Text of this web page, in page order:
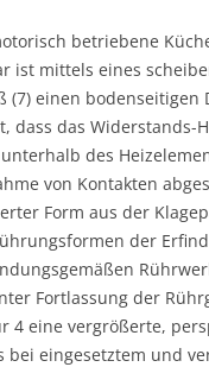
betriebene
ist mittels eines
(7) einen bodenseitigen
dass das Widerstands-
des
von Kontakten
Form aus der
der
Fortlassung der
4 eine vergrößerte,
bei eingesetztem und